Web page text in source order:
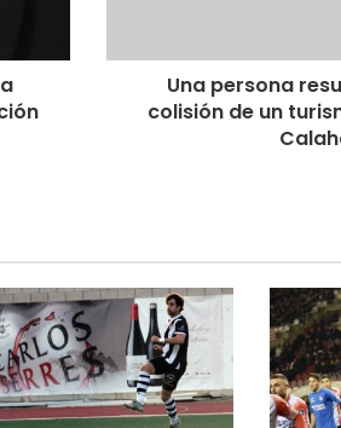
Una persona
colisión de un